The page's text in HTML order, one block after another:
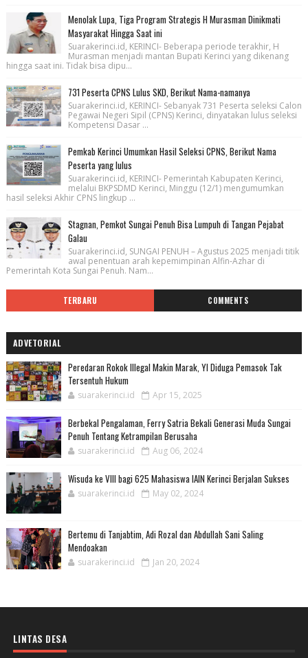
Menolak Lupa, Tiga Program Strategis H Murasman Dinikmati
Masyarakat Hingga Saat ini
Suarakerinci.id, KERINCI- Beberapa periode terakhir, H
Murasman menjadi mantan Bupati Kerinci yang dikenang
hingga saat ini. Tidak bisa dipu...
731 Peserta CPNS Lulus SKD, Berikut Nama-namanya
Suarakerinci.id, KERINCI- Sebanyak 731 Peserta seleksi Calon
Pegawai Negeri Sipil (CPNS) Kerinci, dinyatakan lulus seleksi
Kompetensi Dasar ...
Pemkab Kerinci Umumkan Hasil Seleksi CPNS, Berikut Nama
Peserta yang lulus
Suarakerinci.id, KERINCI- Pemerintah Kabupaten Kerinci,
melalui BKPSDMD Kerinci, Minggu (12/1) mengumumkan
hasil seleksi Akhir CPNS lingkup ...
Stagnan, Pemkot Sungai Penuh Bisa Lumpuh di Tangan Pejabat
Galau
Suarakerinci.id, SUNGAI PENUH – Agustus 2025 menjadi titik
awal penentuan arah kepemimpinan Alfin-Azhar di
Pemerintah Kota Sungai Penuh. Nam...
TERBARU COMMENTS
ADVETORIAL
Peredaran Rokok Illegal Makin Marak, YI Diduga Pemasok Tak
Tersentuh Hukum
suarakerinci.id Apr 15, 2025
Berbekal Pengalaman, Ferry Satria Bekali Generasi Muda Sungai
Penuh Tentang Ketrampilan Berusaha
suarakerinci.id Aug 06, 2024
Wisuda ke VIII bagi 625 Mahasiswa IAIN Kerinci Berjalan Sukses
suarakerinci.id May 02, 2024
Bertemu di Tanjabtim, Adi Rozal dan Abdullah Sani Saling
Mendoakan
suarakerinci.id Jan 20, 2024
LINTAS DESA